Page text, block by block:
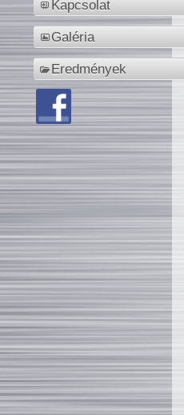
Kapcsolat
Galéria
Eredmények